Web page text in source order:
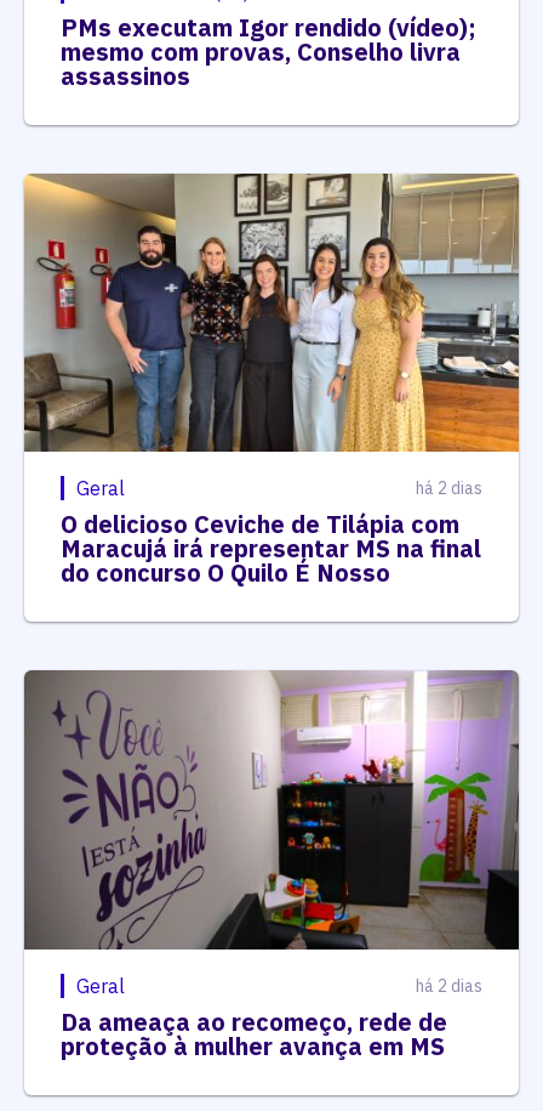
PMs executam Igor rendido (vídeo);
mesmo com provas, Conselho livra
assassinos
Geral há 2 dias
O delicioso Ceviche de Tilápia com
Maracujá irá representar MS na final
do concurso O Quilo É Nosso
Geral há 2 dias
Da ameaça ao recomeço, rede de
proteção à mulher avança em MS